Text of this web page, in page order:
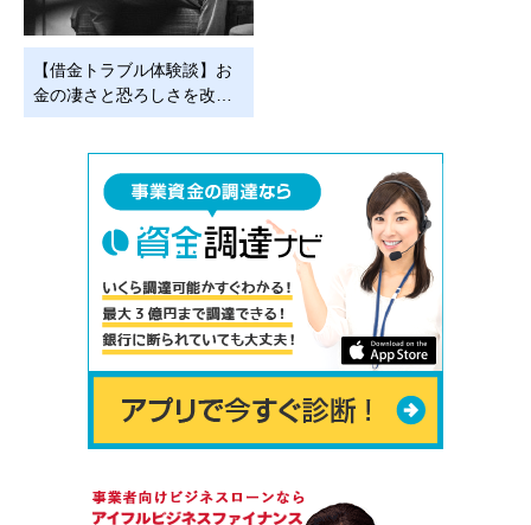
【借金トラブル体験談】お
金の凄さと恐ろしさを改…